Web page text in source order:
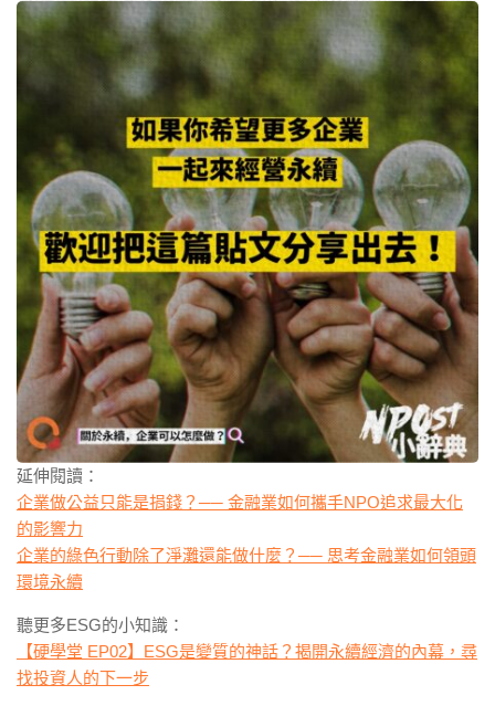
延伸閱讀：
企業做公益只能是捐錢？── 金融業如何攜手NPO追求最大化
的影響力
企業的綠色行動除了淨灘還能做什麼？── 思考金融業如何領頭
環境永續
聽更多ESG的小知識：
【硬學堂 EP02】ESG是變質的神話？揭開永續經濟的內幕，尋
找投資人的下一步